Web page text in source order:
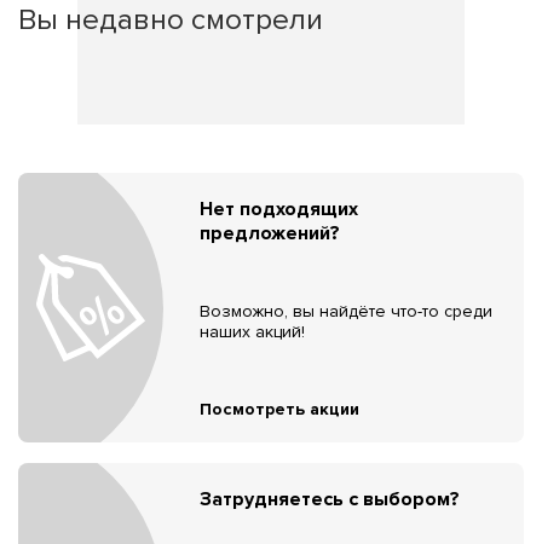
Вы недавно смотрели
Нет подходящих
предложений?
Возможно, вы найдёте что-то среди
наших акций!
Посмотреть акции
Затрудняетесь с выбором?